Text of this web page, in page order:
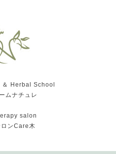
Herbal School
ムナチュレ
salon
ンCare木